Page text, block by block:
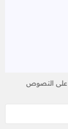
على النصوص